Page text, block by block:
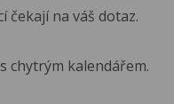
čekají na váš dotaz.
chytrým kalendářem.